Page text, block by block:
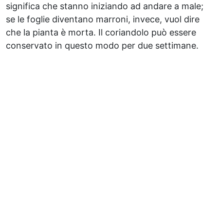
significa che stanno iniziando ad andare a male;
se le foglie diventano marroni, invece, vuol dire
che la pianta è morta. Il coriandolo può essere
conservato in questo modo per due settimane.